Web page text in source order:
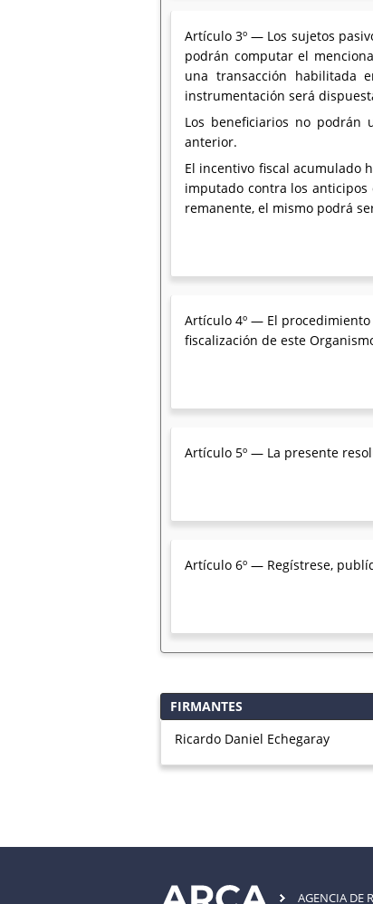
Artículo 3º — Los sujetos
podrán computar el
una transacción habilitada
instrumentación será
Los beneficiarios no
anterior.
El incentivo fiscal acumulado
imputado contra los
remanente, el mismo podrá
Artículo 4º — El
fiscalización de este
Artículo 5º — La presente
Artículo 6º — Regístrese,
FIRMANTES
Ricardo Daniel Echegaray
AGENCIA DE